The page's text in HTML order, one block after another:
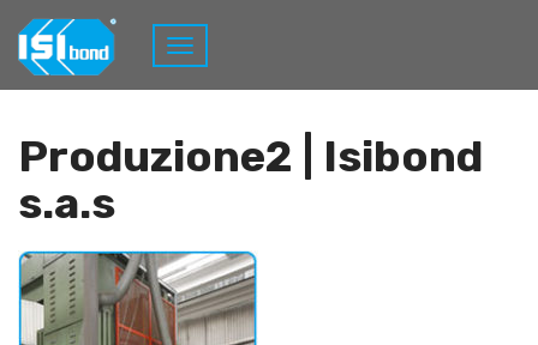
Home AZIENDA
Produzione2 | Isibond
s.a.s